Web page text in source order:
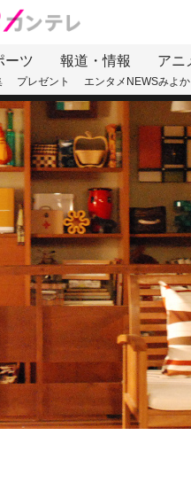
ーツ 報道・情報 アニ
プレゼント エンタメNEWSみよか